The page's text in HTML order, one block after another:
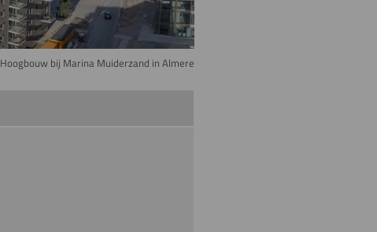
Hoogbouw bij Marina Muiderzand in Almere